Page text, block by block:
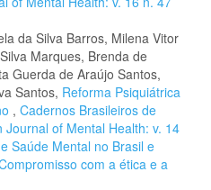
da Silva Barros, Milena Vitor
Marques, Brenda de
Guerda de Araújo Santos,
Santos, Reforma Psiquiátrica
, Cadernos Brasileiros de
Journal of Mental Health: v. 14
Saúde Mental no Brasil e
com a ética e a